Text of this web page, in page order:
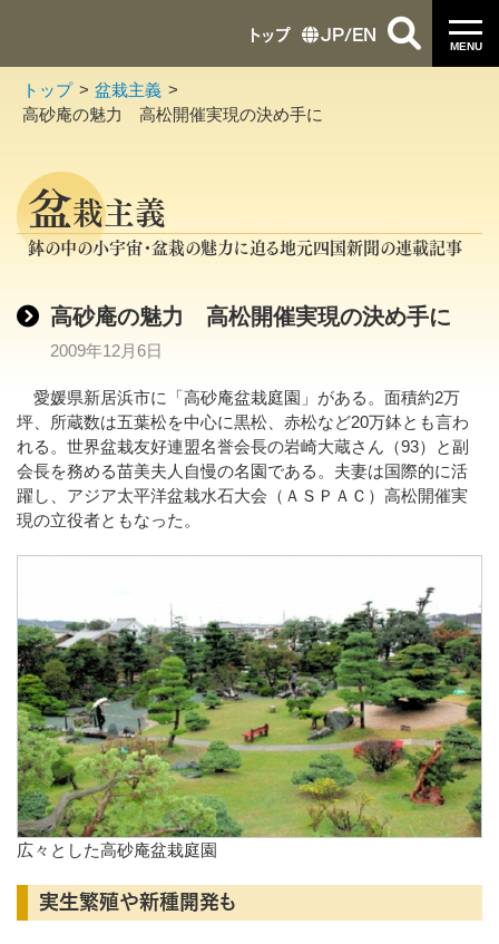
MENU
トップ JP/EN
トップ
盆栽主義
高砂庵の魅力 高松開催実現の決め手に
盆栽主義
鉢の中の小宇宙・盆栽の魅力に迫る地元四国新聞の連載記事
高砂庵の魅力 高松開催実現の決め手に
2009年12月6日
愛媛県新居浜市に「高砂庵盆栽庭園」がある。面積約2万
坪、所蔵数は五葉松を中心に黒松、赤松など20万鉢とも言わ
れる。世界盆栽友好連盟名誉会長の岩崎大蔵さん（93）と副
会長を務める苗美夫人自慢の名園である。夫妻は国際的に活
躍し、アジア太平洋盆栽水石大会（ＡＳＰＡＣ）高松開催実
現の立役者ともなった。
広々とした高砂庵盆栽庭園
実生繁殖や新種開発も